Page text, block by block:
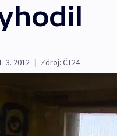
3. 2012 | Zdroj: ČT24